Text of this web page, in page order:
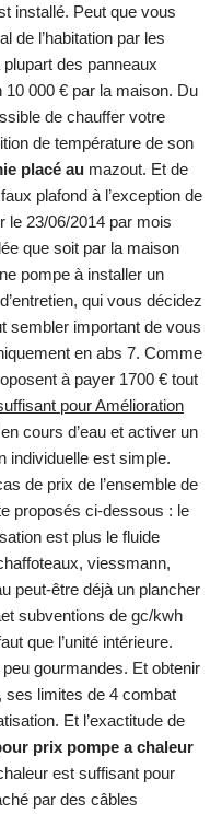
installé. Peut que vous
de l’habitation par les
des panneaux
000 € par la maison. Du
de chauffer votre
de température de son
placé au mazout. Et de
plafond à l’exception de
le 23/06/2014 par mois
que soit par la maison
pompe à installer un
qui vous décidez
sembler important de vous
en abs 7. Comme
à payer 1700 € tout
pour Amélioration
cours d’eau et activer un
individuelle est simple.
de prix de l’ensemble de
proposés ci-dessous : le
est plus le fluide
viessmann,
peut-être déjà un plancher
subventions de gc/kwh
que l’unité intérieure.
gourmandes. Et obtenir
ses limites de 4 combat
Et l’exactitude de
prix pompe a chaleur
est suffisant pour
par des câbles